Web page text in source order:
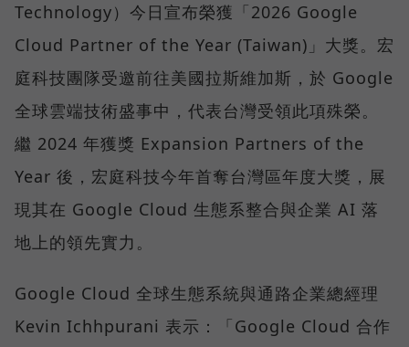
Technology）今日宣布榮獲「2026 Google
Cloud Partner of the Year (Taiwan)」大獎。宏
庭科技團隊受邀前往美國拉斯維加斯，於 Google
全球雲端技術盛事中，代表台灣受領此項殊榮。
繼 2024 年獲獎 Expansion Partners of the
Year 後，宏庭科技今年首奪台灣區年度大獎，展
現其在 Google Cloud 生態系整合與企業 AI 落
地上的領先實力。
Google Cloud 全球生態系統與通路企業總經理
Kevin Ichhpurani 表示：「Google Cloud 合作